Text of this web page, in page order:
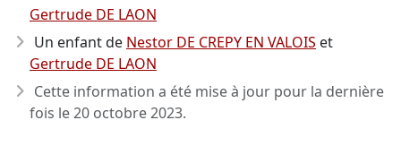
Gertrude DE LAON
Un enfant de Nestor DE CREPY EN VALOIS et
Gertrude DE LAON
Cette information a été mise à jour pour la dernière
fois le20 octobre 2023.